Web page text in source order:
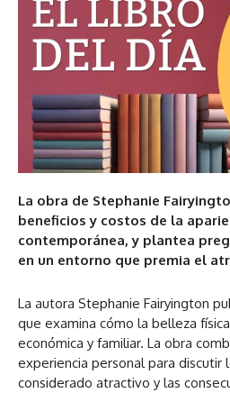
La obra de Stephanie
beneficios y costos de la
contemporánea, y plantea
en un entorno que premia el
La autora Stephanie Fairyington
que examina cómo la belleza
económica y familiar. La obra
experiencia personal para discutir
considerado atractivo y las